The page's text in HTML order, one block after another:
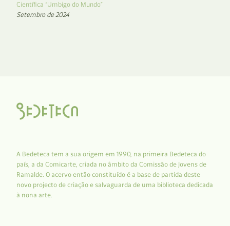
Científica “Umbigo do Mundo”
Setembro de 2024
A Bedeteca tem a sua origem em 1990, na primeira Bedeteca do
país, a da Comicarte, criada no âmbito da Comissão de Jovens de
Ramalde. O acervo então constituído é a base de partida deste
novo projecto de criação e salvaguarda de uma biblioteca dedicada
à nona arte.